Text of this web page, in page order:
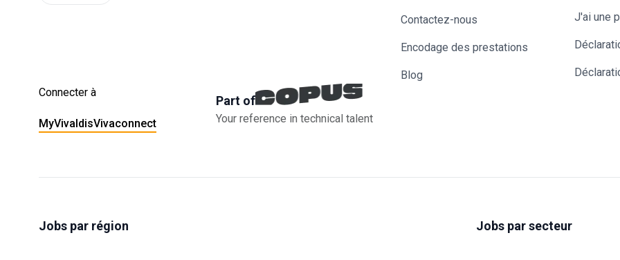
Connecter à
MyVivaldisVivaconnect
Contactez-nous
Encodage des prestations
Blog
Part of
Your reference in technical talent
J'ai une
Jobs par région Jobs par secteur